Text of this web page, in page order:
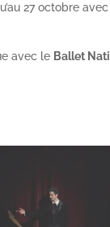
27 octobre
avec le Ballet